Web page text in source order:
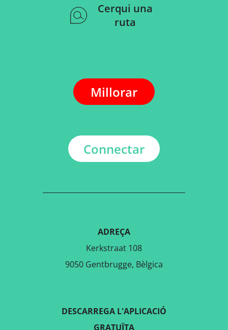
Cerqui una
ruta
Millorar
Connectar
ADREÇA
Kerkstraat 108
9050 Gentbrugge, Bèlgica
DESCARREGA L'APLICACIÓ
GRATUÏTA